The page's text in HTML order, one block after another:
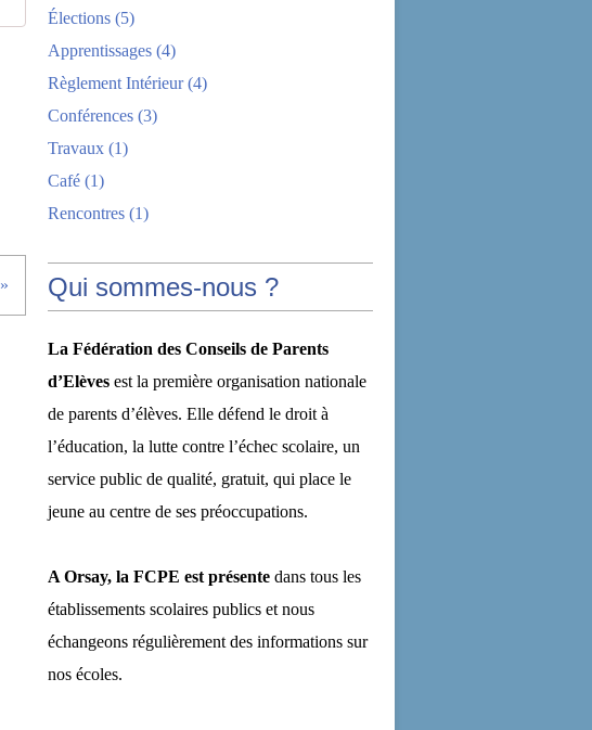
Élections (5)
Apprentissages (4)
Règlement Intérieur(4)
Conférences (3)
Travaux (1)
Café (1)
Rencontres (1)
Qui sommes-nous ?
La Fédération des Conseils de Parents
d’Elèves est la première organisation nationale
de parents d’élèves. Elle défend le droit à
l’éducation, la lutte contre l’échec scolaire, un
service public de qualité, gratuit, qui place le
jeune au centre de ses préoccupations.
A Orsay, la FCPE est présente dans tous les
établissements scolaires publics et nous
échangeons régulièrement des informations sur
nos écoles.